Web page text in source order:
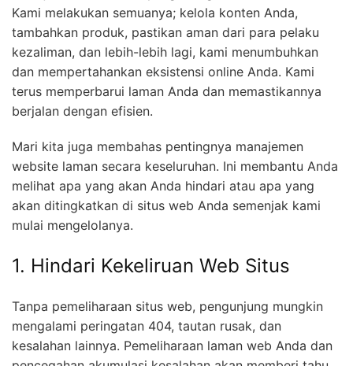
Kami melakukan semuanya; kelola konten Anda,
tambahkan produk, pastikan aman dari para pelaku
kezaliman, dan lebih-lebih lagi, kami menumbuhkan
dan mempertahankan eksistensi online Anda. Kami
terus memperbarui laman Anda dan memastikannya
berjalan dengan efisien.
Mari kita juga membahas pentingnya manajemen
website laman secara keseluruhan. Ini membantu Anda
melihat apa yang akan Anda hindari atau apa yang
akan ditingkatkan di situs web Anda semenjak kami
mulai mengelolanya.
1. Hindari Kekeliruan Web Situs
Tanpa pemeliharaan situs web, pengunjung mungkin
mengalami peringatan 404, tautan rusak, dan
kesalahan lainnya. Pemeliharaan laman web Anda dan